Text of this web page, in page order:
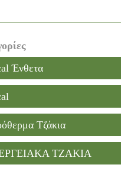
Ένθετα
Τζάκια
ΤΖΑΚΙΑ